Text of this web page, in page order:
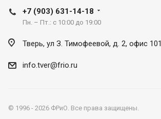
+7 (903) 631-14-18
Пн. – Пт.: с 10:00 до 19:00
Тверь, ул З. Тимофеевой, д. 2, офис 101
info.tver@frio.ru
© 1996 - 2026 ФРиО. Все права защищены.